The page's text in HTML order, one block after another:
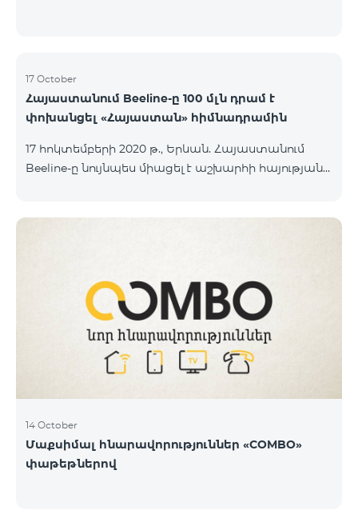
17 October
Հայաստանում Beeline-ը 100 մլն դրամ է
փոխանցել «Հայաստան» հիմնադրամին
17 հոկտեմբերի 2020 թ., Երևան. Հայաստանում
Beeline-ը նույնպես միացել է աշխարհի հայության
օգտվել «BeeFree 1900» փաթեթից և իջեցրել է
ռոումինգի արժեքն Արցախում մինչև 5 դրամ։
«Պատերազմի առաջին իսկ օրվանից մենք՝
որպես կապի օպերատոր և որպես
հայաստանցիներ, փորձում ենք մաքսիմալ
14 October
Մաքսիմալ հնարավորություններ «COMBO»
փաթեթներով